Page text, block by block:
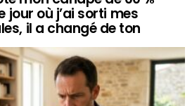
jour où j’ai sorti mes
il a changé de ton